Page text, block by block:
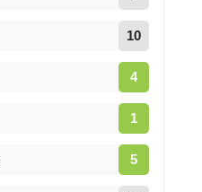
10
4
1
5